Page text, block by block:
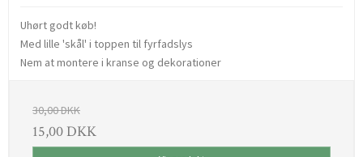
Uhørt godt køb!
Med lille 'skål' i toppen til fyrfadslys
Nem at montere i kranse og dekorationer
30,00 DKK
15,00 DKK